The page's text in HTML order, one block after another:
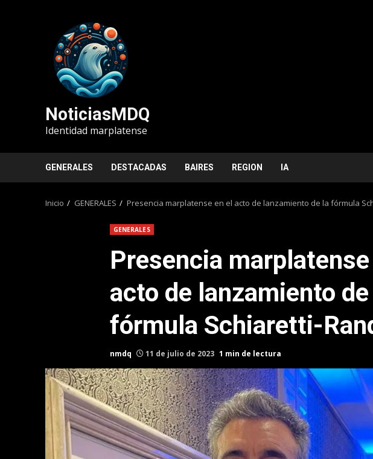
NoticiasMDQ
Identidad marplatense
GENERALES DESTACADAS BAIRES REGION IA
Inicio GENERALES Presencia marplatense en el acto de lanzamiento de la fórmula
GENERALES
Presencia marplatense
acto de lanzamiento
fórmula Schiaretti-
nmdq 11 de julio de 2023 1 min de lectura